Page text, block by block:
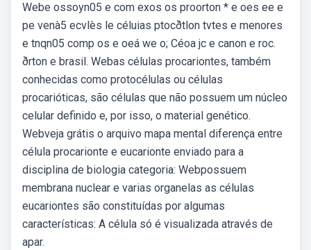
Webe ossoyn05 e com exos os proorton * e oes ee e
pe venà5 ecvlès le céluias ptocðtlon tvtes e menores
e tnqn05 comp os e oeá we o; Céoa jc e canon e roc.
ðrton e brasil. Webas células procariontes, também
conhecidas como protocélulas ou células
procarióticas, são células que não possuem um núcleo
celular definido e, por isso, o material genético.
Webveja grátis o arquivo mapa mental diferença entre
célula procarionte e eucarionte enviado para a
disciplina de biologia categoria: Webpossuem
membrana nuclear e varias organelas as células
eucariontes são constituídas por algumas
características: A célula só é visualizada através de
apar.